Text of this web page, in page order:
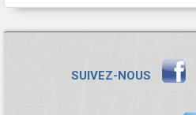
SUIVEZ-NOUS